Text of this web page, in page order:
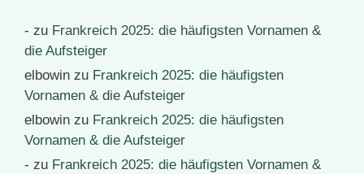
- zu Frankreich 2025: die häufigsten Vornamen &
die Aufsteiger
elbowin zu Frankreich 2025: die häufigsten
Vornamen & die Aufsteiger
elbowin zu Frankreich 2025: die häufigsten
Vornamen & die Aufsteiger
- zu Frankreich 2025: die häufigsten Vornamen &